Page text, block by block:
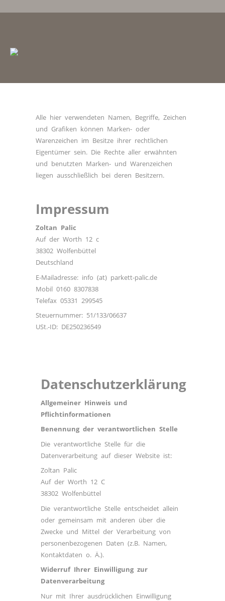
Alle hier verwendeten Namen, Begriffe, Zeichen
und Grafiken können Marken- oder
Warenzeichen im Besitze ihrer rechtlichen
Eigentümer sein. Die Rechte aller erwähnten
und benutzten Marken- und Warenzeichen
liegen ausschließlich bei deren Besitzern.
Impressum
Zoltan Palic
Auf der Worth 12 c
38302 Wolfenbüttel
Deutschland
E-Mailadresse: info (at) parkett-palic.de
Mobil 0160 8307838
Telefax 05331 299545
Steuernummer: 51/133/06637
USt.-ID: DE250236549
Datenschutzerklärung
Allgemeiner Hinweis und
Pflichtinformationen
Benennung der verantwortlichen Stelle
Die verantwortliche Stelle für die
Datenverarbeitung auf dieser Website ist:
Zoltan Palic
Auf der Worth 12 C
38302 Wolfenbüttel
Die verantwortliche Stelle entscheidet allein
oder gemeinsam mit anderen über die
Zwecke und Mittel der Verarbeitung von
personenbezogenen Daten (z.B. Namen,
Kontaktdaten o. Ä.).
Widerruf Ihrer Einwilligung zur
Datenverarbeitung
Nur mit Ihrer ausdrücklichen Einwilligung